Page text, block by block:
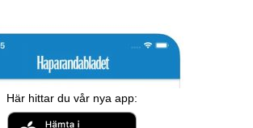
Här hittar du vår nya app: